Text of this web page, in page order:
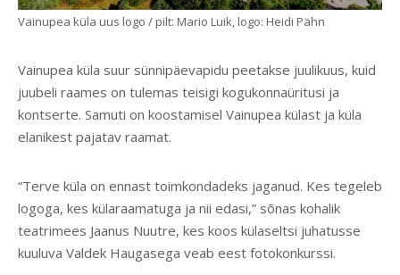
Vainupea küla uus logo / pilt: Mario Luik, logo: Heidi Pähn
Vainupea küla suur sünnipäevapidu peetakse juulikuus, kuid
juubeli raames on tulemas teisigi kogukonnaüritusi ja
kontserte. Samuti on koostamisel Vainupea külast ja küla
elanikest pajatav raamat.
“Terve küla on ennast toimkondadeks jaganud. Kes tegeleb
logoga, kes külaraamatuga ja nii edasi,” sõnas kohalik
teatrimees Jaanus Nuutre, kes koos külaseltsi juhatusse
kuuluva Valdek Haugasega veab eest fotokonkurssi.